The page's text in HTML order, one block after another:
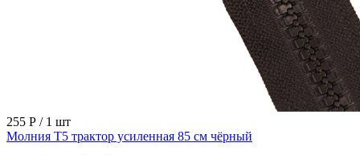
255 Р / 1 шт
Молния Т5 трактор усиленная 85 см чёрный